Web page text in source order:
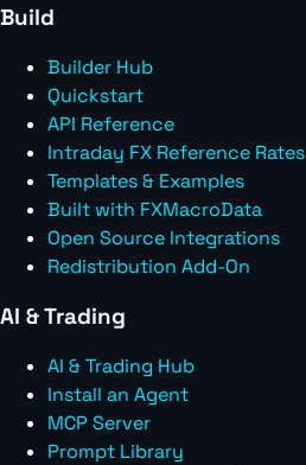
Build
Builder Hub
Quickstart
API Reference
Intraday FX Reference Rates
Templates & Examples
Built with FXMacroData
Open Source Integrations
Redistribution Add-On
AI & Trading
AI & Trading Hub
Install an Agent
MCP Server
Prompt Library